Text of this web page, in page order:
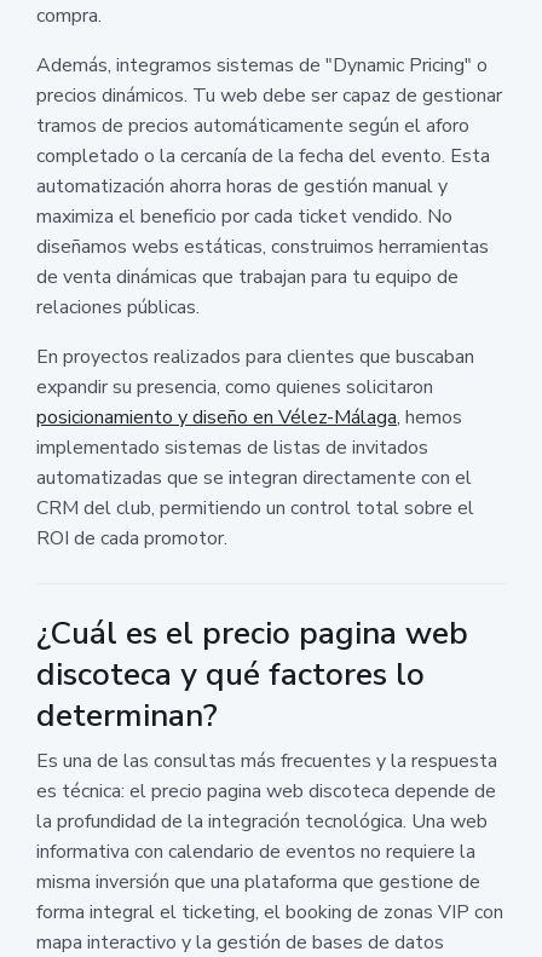
compra.
Además, integramos sistemas de "Dynamic Pricing" o
precios dinámicos. Tu web debe ser capaz de gestionar
tramos de precios automáticamente según el aforo
completado o la cercanía de la fecha del evento. Esta
automatización ahorra horas de gestión manual y
maximiza el beneficio por cada ticket vendido. No
diseñamos webs estáticas, construimos herramientas
de venta dinámicas que trabajan para tu equipo de
relaciones públicas.
En proyectos realizados para clientes que buscaban
expandir su presencia, como quienes solicitaron
posicionamiento y diseño en Vélez-Málaga, hemos
implementado sistemas de listas de invitados
automatizadas que se integran directamente con el
CRM del club, permitiendo un control total sobre el
ROI de cada promotor.
¿Cuál es el precio pagina web
discoteca y qué factores lo
determinan?
Es una de las consultas más frecuentes y la respuesta
es técnica: el precio pagina web discoteca depende de
la profundidad de la integración tecnológica. Una web
informativa con calendario de eventos no requiere la
misma inversión que una plataforma que gestione de
forma integral el ticketing, el booking de zonas VIP con
mapa interactivo y la gestión de bases de datos